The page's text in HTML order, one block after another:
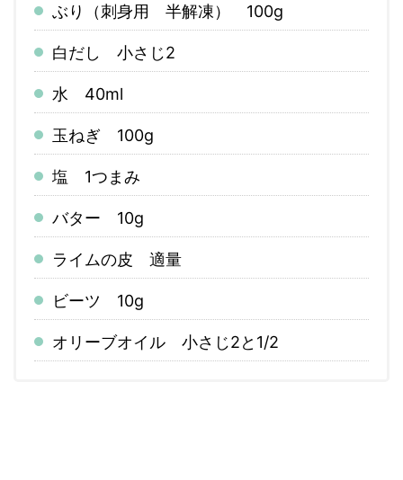
ぶり（刺身用 半解凍） 100g
白だし 小さじ2
水 40ml
玉ねぎ 100g
塩 1つまみ
バター 10g
ライムの皮 適量
ビーツ 10g
オリーブオイル 小さじ2と1/2